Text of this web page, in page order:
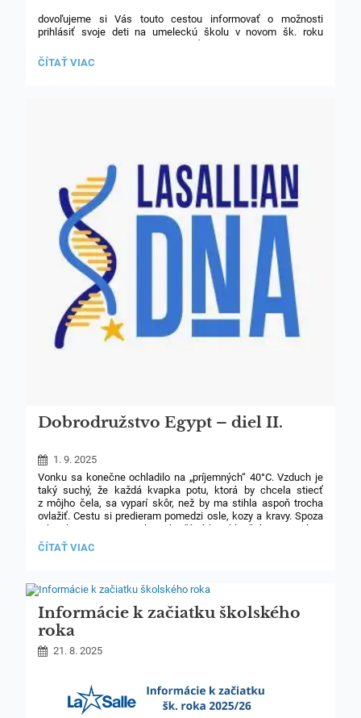
dovoľujeme si Vás touto cestou informovať o možnosti
prihlásiť svoje deti na umeleckú školu v novom šk. roku
priamo v priestoroch Spojenej školy. Prijímacie skúšky sa
PRIJÍMACIE
ČÍTAŤ VIAC
Dobrodružstvo Egypt – diel II.
1. 9. 2025
Vonku sa konečne ochladilo na „príjemných“ 40°C. Vzduch je
taký suchý, že každá kvapka potu, ktorá by chcela stiecť
z môjho čela, sa vyparí skôr, než by ma stihla aspoň trocha
ovlažiť. Cestu si predieram pomedzi osle, kozy a kravy. Spoza
rohu ku mne nesmelo vykročí útly chlapček s prosbou
o spoločnú fotku. Onedlho sa k nemu pripoja ďalší
záujemcovia. Cítim sa ako celebrita. Každý ma ťahá za ruku
budem musieť vystupovať pod prezývkou Dudu.
DOBRODRUŽSTVO
DIEL
II.:
ČÍTAŤ VIAC
Informácie k začiatku školského
roka
21. 8. 2025